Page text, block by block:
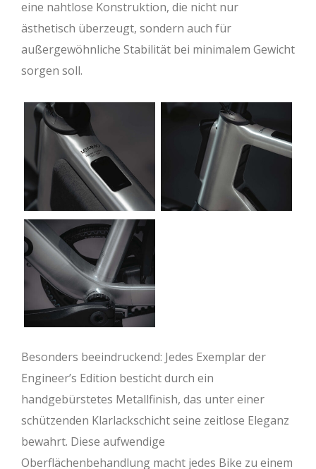
eine nahtlose Konstruktion, die nicht nur
ästhetisch überzeugt, sondern auch für
außergewöhnliche Stabilität bei minimalem Gewicht
sorgen soll.
Besonders beeindruckend: Jedes Exemplar der
Engineer’s Edition besticht durch ein
handgebürstetes Metallfinish, das unter einer
schützenden Klarlackschicht seine zeitlose Eleganz
bewahrt. Diese aufwendige
Oberflächenbehandlung macht jedes Bike zu einem